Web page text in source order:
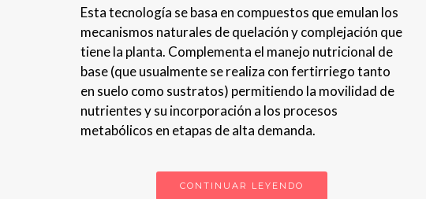
Esta tecnología se basa en compuestos que emulan los
mecanismos naturales de quelación y complejación que
tiene la planta. Complementa el manejo nutricional de
base (que usualmente se realiza con fertirriego tanto
en suelo como sustratos) permitiendo la movilidad de
nutrientes y su incorporación a los procesos
metabólicos en etapas de alta demanda.
CONTINUAR LEYENDO